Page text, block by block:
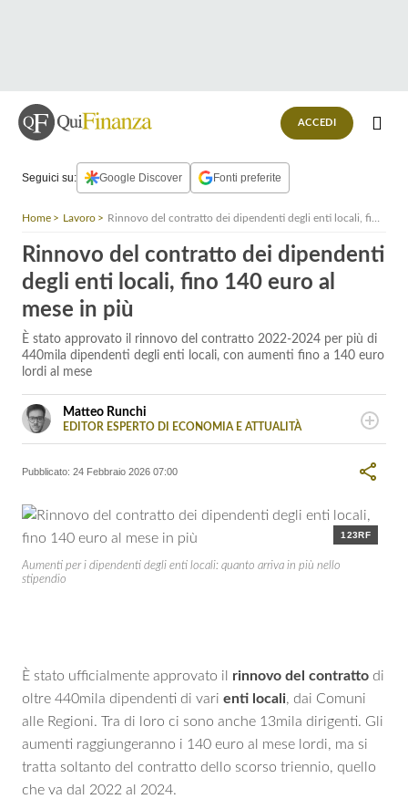
ACCEDI
Seguici su: Google Discover Fonti preferite
Home Lavoro Rinnovo del contratto dei dipendenti degli enti locali, fino 140 euro al mese in più
Rinnovo del contratto dei dipendenti
degli enti locali, fino 140 euro al
mese in più
È stato approvato il rinnovo del contratto 2022-2024 per più di
440mila dipendenti degli enti locali, con aumenti fino a 140 euro
lordi al mese
Matteo Runchi
EDITOR ESPERTO DI ECONOMIA E ATTUALITÀ
Redattore esperto di tecnologia e esteri, scrive di attualità,
Pubblicato: 24 Febbraio 2026 07:00
123RF
Aumenti per i dipendenti degli enti locali: quanto arriva in più nello
stipendio
È stato ufficialmente approvato il rinnovo del contratto di
oltre 440mila dipendenti di vari enti locali, dai Comuni
alle Regioni. Tra di loro ci sono anche 13mila dirigenti. Gli
aumenti raggiungeranno i 140 euro al mese lordi, ma si
tratta soltanto del contratto dello scorso triennio, quello
che va dal 2022 al 2024.